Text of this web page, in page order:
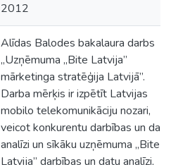
2012
Alīdas Balodes bakalaura darbs
„Uzņēmuma „Bite Latvija”
mārketinga stratēģija Latvijā”.
Darba mērķis ir izpētīt Latvijas
mobilo telekomunikāciju nozari,
veicot konkurentu darbības un datu
analīzi un sīkāku uzņēmuma „Bite
Latvija” darbības un datu analīzi,